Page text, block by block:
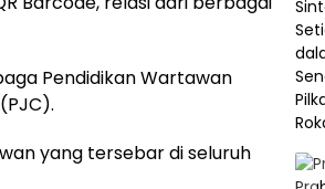
Pendidikan Wartawan
yang tersebar di seluruh